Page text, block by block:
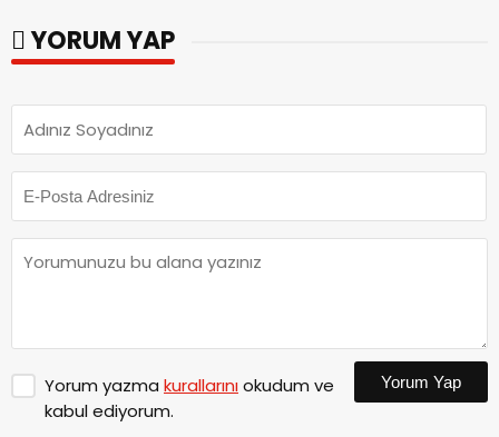
YORUM YAP
Yorum yazma kurallarınıokudum ve
kabul ediyorum.
Yorum Yap